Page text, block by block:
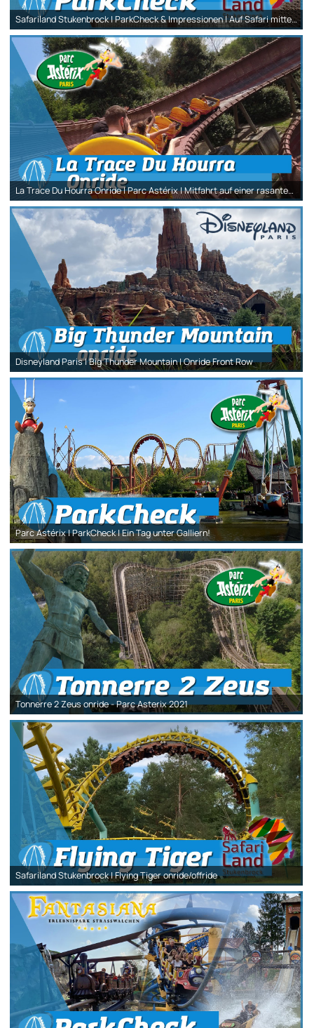
Safariland Stukenbrock | ParkCheck & Impressionen | Auf Safari mitten in NRW!
La Trace Du Hourra Onride | Parc Astérix | Mitfahrt auf einer rasanten Bobbahn!
Disneyland Paris | Big Thunder Mountain | Onride Front Row
Parc Astérix | ParkCheck | Ein Tag unter Galliern!
Tonnerre 2 Zeus onride - Parc Asterix 2021
Safariland Stukenbrock | Flying Tiger onride/offride